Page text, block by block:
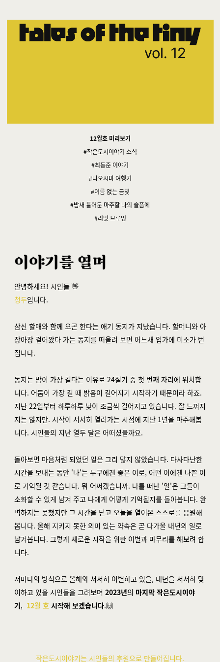
12월호 미리보기
#작은도시이야기 소식
#최동준 이야기
#나오시마 여행기
#이름 없는 금빛
#밤새 틀어둔 마주할 나의 슬픔에
#리밋 브루잉
안녕하세요! 시인들 👋
청두입니다.
삼신 할매와 함께 오곤 한다는 애기 동지가 지났습니다. 할머니와 아
장아장 걸어왔다 가는 동지를 떠올려 보면 어느새 입가에 미소가 번
집니다.
동지는 밤이 가장 길다는 이유로 24절기 중 첫 번째 자리에 위치합
니다. 어둠이 가장 길 때 밝음이 길어지기 시작하기 때문이라 하죠.
지난 22일부터 하루하루 낮이 조금씩 길어지고 있습니다. 잘 느껴지
지는 않지만. 시작이 서서히 열려가는 시점에 지난 1년을 마주해봅
니다. 시인들의 지난 열두 달은 어떠셨을까요.
돌아보면 마음처럼 되었던 일은 그리 많지 않았습니다. 다사다난한
시간을 보내는 동안 '나'는 누구에겐 좋은 이로, 어떤 이에겐 나쁜 이
로 기억될 것 같습니다. 뭐 어쩌겠습니까. 나를 떠난 '일'은 그들이
소화할 수 있게 남겨 주고 나에게 어떻게 기억될지를 돌아봅니다. 완
벽하지는 못했지만 그 시간을 딛고 오늘을 열어온 스스로를 응원해
봅니다. 올해 지키지 못한 의미 있는 약속은 곧 다가올 내년의 일로
남겨봅니다. 그렇게 새로운 시작을 위한 이별과 마무리를 해보려 합
니다.
저마다의 방식으로 올해와 서서히 이별하고 있을, 내년을 서서히 맞
이하고 있을 시인들을 그려보며 2023년의 마지막 작은도시이야
기, 12월 호 시작해 보겠습니다.🙌
작은도시이야기는 시인들의 후원으로 만들어집니다.